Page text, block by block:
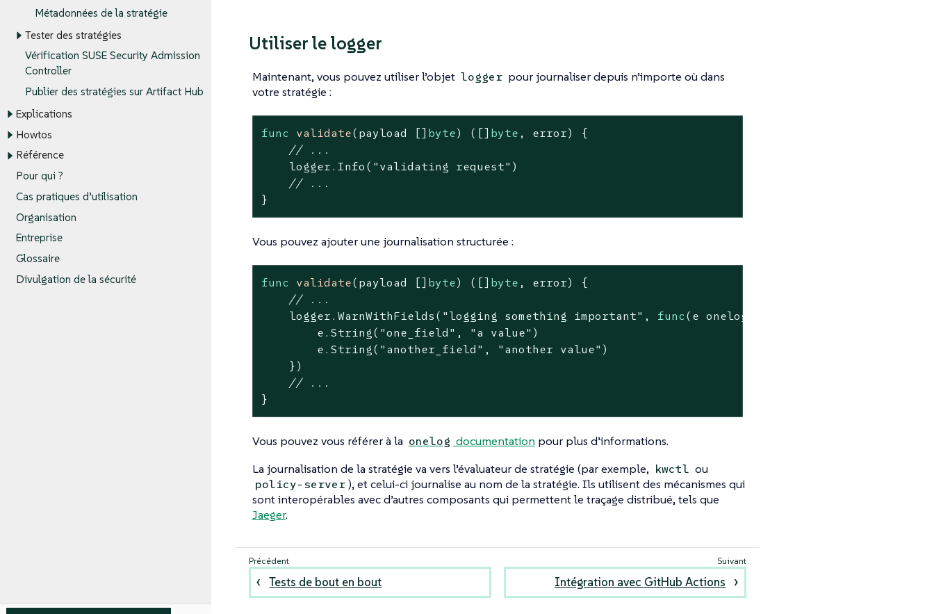
Métadonnées de la stratégie
Tester des stratégies
Vérification SUSE Security Admission
Controller
Publier des stratégies sur Artifact Hub
Explications
Howtos
Référence
Pour qui ?
Cas pratiques d’utilisation
Organisation
Entreprise
Glossaire
Divulgation de la sécurité
Utiliser le logger
Maintenant, vous pouvez utiliser l’objet logger pour journaliser depuis n’importe où dans
votre stratégie :
func validate(payload [] byte) ([] byte , error)
{
// ...
    logger.Info(
"validating request" )
// ...
}
Vous pouvez ajouter une journalisation structurée :
func validate(payload [] byte) ([] byte , error)
{
// ...
    logger.WarnWithFields(
"logging something important" , func(e onelog.Entry)
        e.String(
"one_field" , "a value" )
        e.String(
"another_field" , "another value" )
    })
// ...
}
Vous pouvez vous référer à la onelog documentation pour plus d’informations.
La journalisation de la stratégie va vers l’évaluateur de stratégie (par exemple, kwctl ou
policy-server ), et celui-ci journalise au nom de la stratégie. Ils utilisent des mécanismes qui
sont interopérables avec d’autres composants qui permettent le traçage distribué, tels que
Jaeger.
Tests de bout en bout Intégration avec GitHub Actions